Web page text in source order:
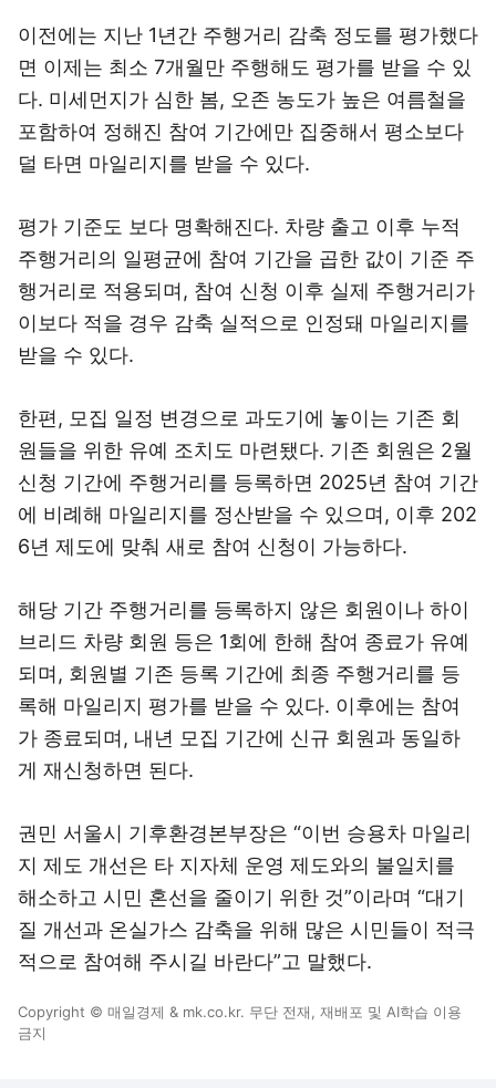
이전에는 지난 1년간 주행거리 감축 정도를 평가했다
면 이제는 최소 7개월만 주행해도 평가를 받을 수 있
다. 미세먼지가 심한 봄, 오존 농도가 높은 여름철을
포함하여 정해진 참여 기간에만 집중해서 평소보다
덜 타면 마일리지를 받을 수 있다.
평가 기준도 보다 명확해진다. 차량 출고 이후 누적
주행거리의 일평균에 참여 기간을 곱한 값이 기준 주
행거리로 적용되며, 참여 신청 이후 실제 주행거리가
이보다 적을 경우 감축 실적으로 인정돼 마일리지를
받을 수 있다.
한편, 모집 일정 변경으로 과도기에 놓이는 기존 회
원들을 위한 유예 조치도 마련됐다. 기존 회원은 2월
신청 기간에 주행거리를 등록하면 2025년 참여 기간
에 비례해 마일리지를 정산받을 수 있으며, 이후 202
6년 제도에 맞춰 새로 참여 신청이 가능하다.
해당 기간 주행거리를 등록하지 않은 회원이나 하이
브리드 차량 회원 등은 1회에 한해 참여 종료가 유예
되며, 회원별 기존 등록 기간에 최종 주행거리를 등
록해 마일리지 평가를 받을 수 있다. 이후에는 참여
가 종료되며, 내년 모집 기간에 신규 회원과 동일하
게 재신청하면 된다.
권민 서울시 기후환경본부장은 “이번 승용차 마일리
지 제도 개선은 타 지자체 운영 제도와의 불일치를
해소하고 시민 혼선을 줄이기 위한 것”이라며 “대기
질 개선과 온실가스 감축을 위해 많은 시민들이 적극
적으로 참여해 주시길 바란다”고 말했다.
Copyright © 매일경제 & mk.co.kr. 무단 전재, 재배포 및 AI학습 이용
금지